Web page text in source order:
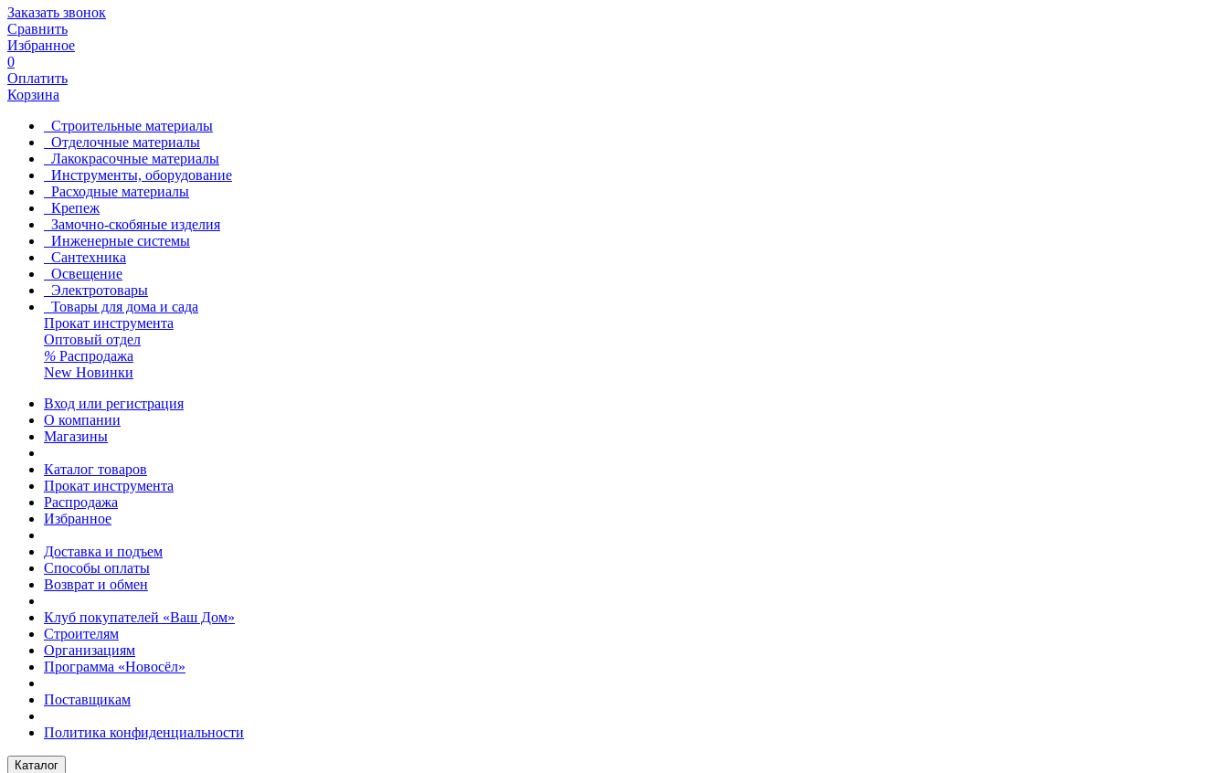
Заказать звонок
Сравнить
Избранное
0
Оплатить
Корзина
Строительные материалы
Отделочные материалы
Лакокрасочные материалы
Инструменты, оборудование
Расходные материалы
Крепеж
Замочно-скобяные изделия
Инженерные системы
Сантехника
Освещение
Электротовары
Товары для дома и сада
Прокат инструмента
Оптовый отдел
% Распродажа
New Новинки
Вход или регистрация
О компании
Магазины
Каталог товаров
Прокат инструмента
Распродажа
Избранное
Доставка и подъем
Способы оплаты
Возврат и обмен
Клуб покупателей «Ваш Дом»
Строителям
Организациям
Программа «Новосёл»
Поставщикам
Политика конфиденциальности
Каталог